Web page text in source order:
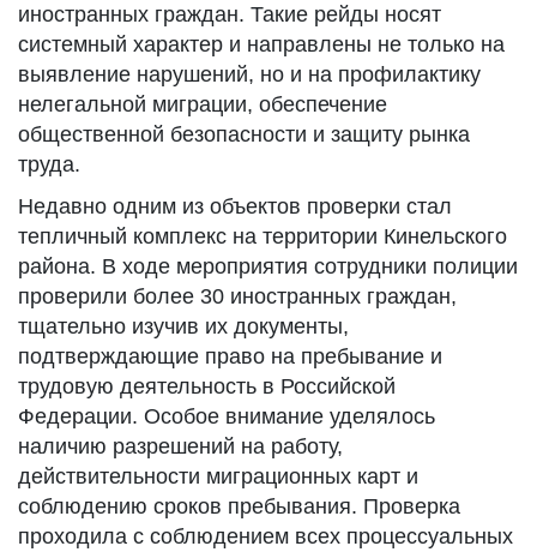
иностранных граждан. Такие рейды носят
системный характер и направлены не только на
выявление нарушений, но и на профилактику
нелегальной миграции, обеспечение
общественной безопасности и защиту рынка
труда.
Недавно одним из объектов проверки стал
тепличный комплекс на территории Кинельского
района. В ходе мероприятия сотрудники полиции
проверили более 30 иностранных граждан,
тщательно изучив их документы,
подтверждающие право на пребывание и
трудовую деятельность в Российской
Федерации. Особое внимание уделялось
наличию разрешений на работу,
действительности миграционных карт и
соблюдению сроков пребывания. Проверка
проходила с соблюдением всех процессуальных